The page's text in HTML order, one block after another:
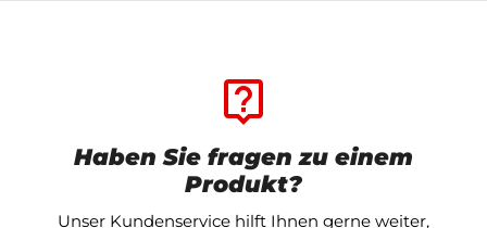
live_help
Haben Sie fragen zu einem
Produkt?
Unser Kundenservice hilft Ihnen gerne weiter,